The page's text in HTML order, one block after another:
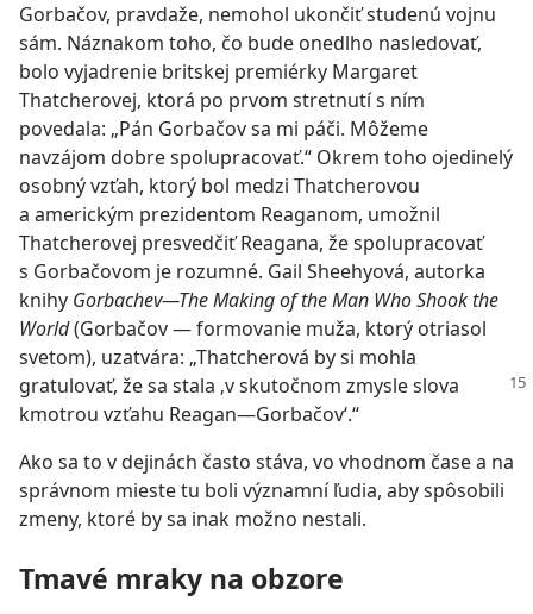
Gorbačov, pravdaže, nemohol ukončiť studenú vojnu
sám. Náznakom toho, čo bude onedlho nasledovať,
bolo vyjadrenie britskej premiérky Margaret
Thatcherovej, ktorá po prvom stretnutí s ním
povedala: „Pán Gorbačov sa mi páči. Môžeme
navzájom dobre spolupracovať.“ Okrem toho ojedinelý
osobný vzťah, ktorý bol medzi Thatcherovou
a americkým prezidentom Reaganom, umožnil
Thatcherovej presvedčiť Reagana, že spolupracovať
s Gorbačovom je rozumné. Gail Sheehyová, autorka
knihy Gorbachev—​The Making of the Man Who Shook the
World(Gorbačov — formovanie muža, ktorý otriasol
svetom), uzatvára: „Thatcherová by si mohla
gratulovať, žesa stala ‚v skutočnom zmysle slova
kmotrou vzťahu Reagan—Gorbačov‘.“
Ako sa to v dejinách často stáva, vo vhodnom čase a na
správnom mieste tu boli významní ľudia, aby spôsobili
zmeny, ktoré by sa inak možno nestali.
Tmavé mraky na obzore